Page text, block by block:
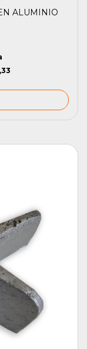
ALUMINIO